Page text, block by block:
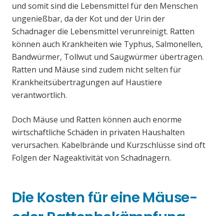
und somit sind die Lebensmittel für den Menschen
ungenießbar, da der Kot und der Urin der
Schadnager die Lebensmittel verunreinigt. Ratten
können auch Krankheiten wie Typhus, Salmonellen,
Bandwürmer, Tollwut und Saugwürmer übertragen.
Ratten und Mäuse sind zudem nicht selten für
Krankheitsübertragungen auf Haustiere
verantwortlich.
Doch Mäuse und Ratten können auch enorme
wirtschaftliche Schäden in privaten Haushalten
verursachen. Kabelbrände und Kurzschlüsse sind oft
Folgen der Nageaktivität von Schadnagern.
Die Kosten für eine Mäuse-